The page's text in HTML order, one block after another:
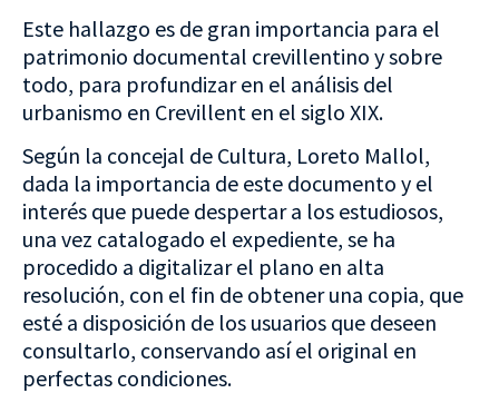
Este hallazgo es de gran importancia para el
patrimonio documental crevillentino y sobre
todo, para profundizar en el análisis del
urbanismo en Crevillent en el siglo XIX.
Según la concejal de Cultura, Loreto Mallol,
dada la importancia de este documento y el
interés que puede despertar a los estudiosos,
una vez catalogado el expediente, se ha
procedido a digitalizar el plano en alta
resolución, con el fin de obtener una copia, que
esté a disposición de los usuarios que deseen
consultarlo, conservando así el original en
perfectas condiciones.